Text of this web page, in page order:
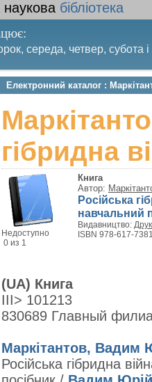
бібліотека
середа, четвер, субота
п’ятниця. Останній четвер
Електронний каталог :
гібридна
Недоступно
0 из 1
Книга
Автор:
Російська
навчальний
Видавництво:
ISBN 978-617-
(UA) Книга
III> 101213
830689 Главный
Маркітантов, Вадим
Російська гібридна